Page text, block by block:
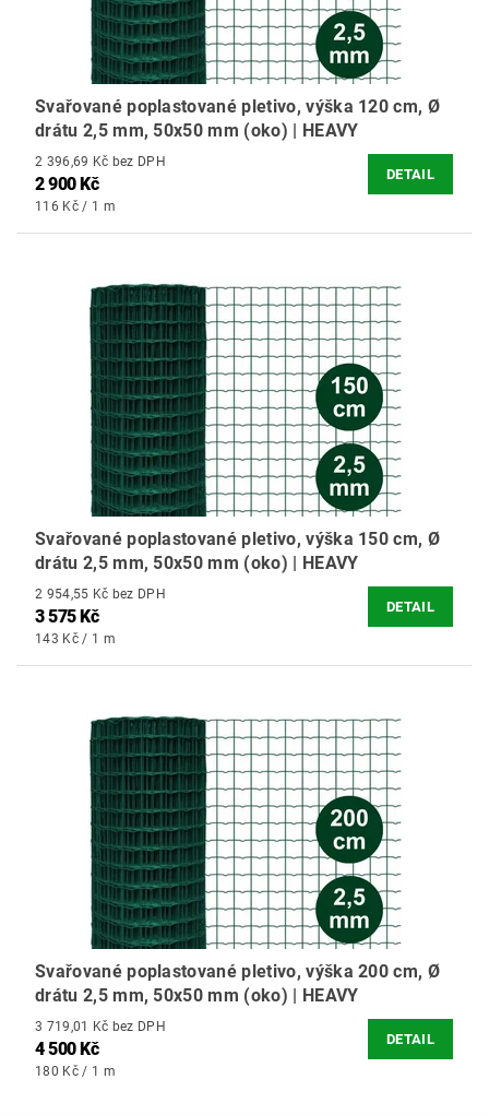
Svařované poplastované pletivo, výška 120 cm, Ø
drátu 2,5 mm, 50x50 mm (oko) | HEAVY
2 396,69 Kč bez DPH
2 900 Kč
116 Kč / 1 m
DETAIL
Svařované poplastované pletivo, výška 150 cm, Ø
drátu 2,5 mm, 50x50 mm (oko) | HEAVY
2 954,55 Kč bez DPH
3 575 Kč
143 Kč / 1 m
DETAIL
Svařované poplastované pletivo, výška 200 cm, Ø
drátu 2,5 mm, 50x50 mm (oko) | HEAVY
3 719,01 Kč bez DPH
4 500 Kč
180 Kč / 1 m
DETAIL